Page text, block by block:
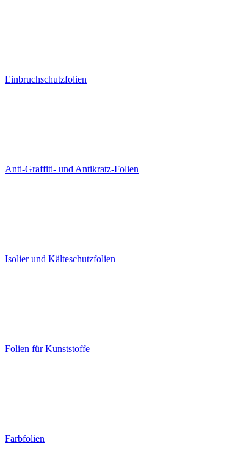
Einbruchschutzfolien
Anti-Graffiti- und Antikratz-Folien
Isolier und Kälteschutzfolien
Folien für Kunststoffe
Farbfolien